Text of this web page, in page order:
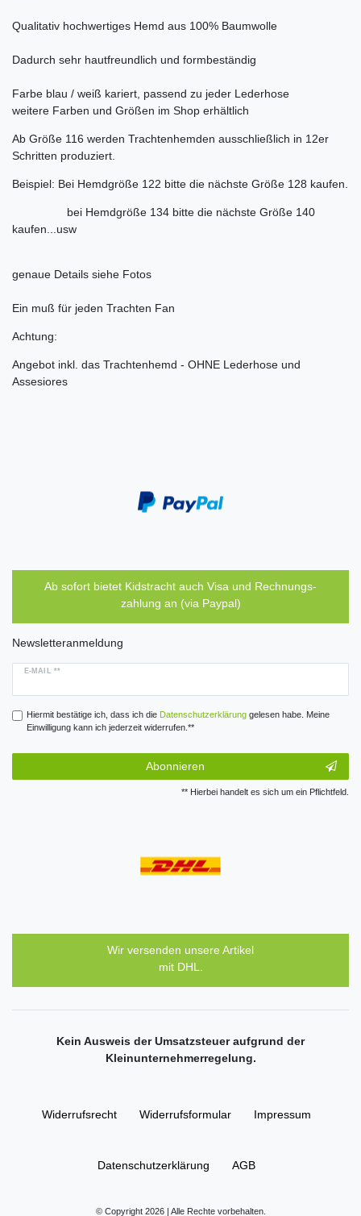
Qualitativ hochwertiges Hemd aus 100% Baumwolle
Dadurch sehr hautfreundlich und formbeständig
Farbe blau / weiß kariert, passend zu jeder Lederhose
weitere Farben und Größen im Shop erhältlich
Ab Größe 116 werden Trachtenhemden ausschließlich in 12er
Schritten produziert.
Beispiel: Bei Hemdgröße 122 bitte die nächste Größe 128 kaufen.
bei Hemdgröße 134 bitte die nächste Größe 140
kaufen...usw
genaue Details siehe Fotos
Ein muß für jeden Trachten Fan
Achtung:
Angebot inkl. das Trachtenhemd - OHNE Lederhose und
Assesiores
Ab sofort bietet Kidstracht auch Visa und Rechnungs-
zahlung an (via Paypal)
Newsletteranmeldung
E-MAIL **
Hiermit bestätige ich, dass ich die Daten­schutz­erklärunggelesen habe. Meine
Einwilligung kann ich jederzeit widerrufen.**
Abonnieren
** Hierbei handelt es sich um ein Pflichtfeld.
Wir versenden unsere Artikel
mit DHL.
Kein Ausweis der Umsatzsteuer aufgrund der
Kleinunternehmerregelung.
Widerrufs­recht Widerrufs­formular Impressum
Daten­schutz­erklärung AGB
© Copyright 2026 | Alle Rechte vorbehalten.